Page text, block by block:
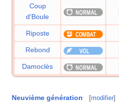
Coup
d'Boule
Riposte
Rebond
Damoclès
Neuvième génération [modifier]